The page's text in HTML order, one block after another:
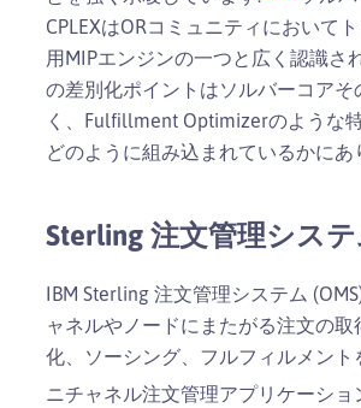
CPLEXはORコミュニティにおいて
用MIPエンジンの一つと広く認識さ
の差別化ポイントはソルバーコアそ
く、Fulfillment Optimizerのような
どのように組み込まれているかにあ
Sterling 注文管理システ
IBM Sterling 注文管理システム
ャネルやノードにまたがる注文の
化、ソーシング、フルフィルメント
ニチャネル注文管理アプリケーショ